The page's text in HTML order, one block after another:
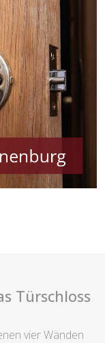
Türschloss
vier Wänden